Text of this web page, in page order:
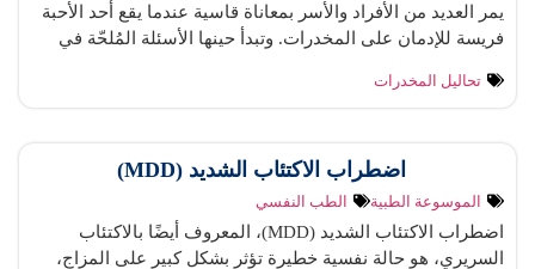
يمر العديد من الأفراد والأسر بمعاناة قاسية عندما يقع أحد الأحبة
فريسة للإدمان على المخدرات. وتبدأ حينها الأسئلة المُلحّة في
تحاليل المخدرات
اضطراب الاكتئاب الشديد (MDD)
الموسوعة الطبية الطب النفسي
اضطراب الاكتئاب الشديد (MDD)، المعروف أيضًا بالاكتئاب
السريري، هو حالة نفسية خطيرة تؤثر بشكل كبير على المزاج،